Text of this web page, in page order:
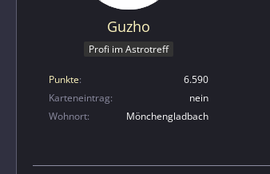
Guzho
Profi im Astrotreff
Punkte
6.590
Karteneintrag
nein
Wohnort
Mönchengladbach